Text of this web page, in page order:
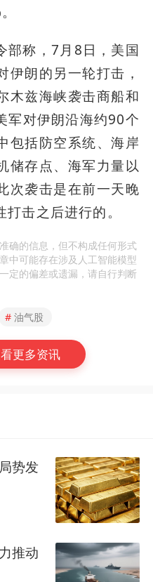
部称，7月8日，美国
伊朗的另一轮打击，
木兹海峡袭击商船和
军对伊朗沿海约90个
包括防空系统、海岸
储存点、海军力量以
次袭击是在前一天晚
击之后进行的。
确的信息，但不构成任何形式
中可能存在涉及人工智能模型
定的偏差或遗漏，请自行判断
# 油气股
更多资讯
势发
推动